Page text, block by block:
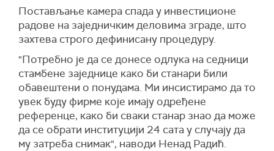
Постављање камера спада у инвестиционе
радове на заједничким деловима зграде, што
захтева строго дефинисану процедуру.
"Потребно је да се донесе одлука на седници
стамбене заједнице како би станари били
обавештени о понудама. Ми инсистирамо да то
увек буду фирме које имају одређене
референце, како би сваки станар знао да може
да се обрати институцији 24 сата у случају да
му затреба снимак", наводи Ненад Радић.